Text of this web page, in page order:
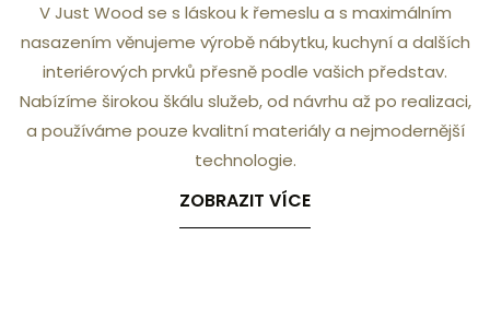
V Just Wood se s láskou k řemeslu a s maximálním
nasazením věnujeme výrobě nábytku, kuchyní a dalších
interiérových prvků přesně podle vašich představ.
Nabízíme širokou škálu služeb, od návrhu až po realizaci,
a používáme pouze kvalitní materiály a nejmodernější
technologie.
ZOBRAZIT VÍCE